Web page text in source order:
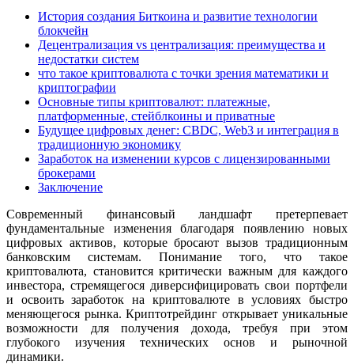
История создания Биткоина и развитие технологии
блокчейн
Децентрализация vs централизация: преимущества и
недостатки систем
что такое криптовалюта с точки зрения математики и
криптографии
Основные типы криптовалют: платежные,
платформенные, стейблкоины и приватные
Будущее цифровых денег: CBDC, Web3 и интеграция в
традиционную экономику
Заработок на изменении курсов с лицензированными
брокерами
Заключение
Современный финансовый ландшафт претерпевает
фундаментальные изменения благодаря появлению новых
цифровых активов, которые бросают вызов традиционным
банковским системам. Понимание того, что такое
криптовалюта, становится критически важным для каждого
инвестора, стремящегося диверсифицировать свои портфели
и освоить заработок на криптовалюте в условиях быстро
меняющегося рынка. Криптотрейдинг открывает уникальные
возможности для получения дохода, требуя при этом
глубокого изучения технических основ и рыночной
динамики.